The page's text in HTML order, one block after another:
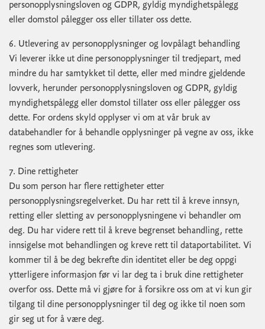
personopplysningsloven og GDPR, gyldig myndighetspålegg
eller domstol pålegger oss eller tillater oss dette.
6. Utlevering av personopplysninger og lovpålagt behandling
Vi leverer ikke ut dine personopplysninger til tredjepart, med
mindre du har samtykket til dette, eller med mindre gjeldende
lovverk, herunder personopplysningsloven og GDPR, gyldig
myndighetspålegg eller domstol tillater oss eller pålegger oss
dette. For ordens skyld opplyser vi om at vår bruk av
databehandler for å behandle opplysninger på vegne av oss, ikke
regnes som utlevering.
7. Dine rettigheter
Du som person har flere rettigheter etter
personopplysningsregelverket. Du har rett til å kreve innsyn,
retting eller sletting av personopplysningene vi behandler om
deg. Du har videre rett til å kreve begrenset behandling, rette
innsigelse mot behandlingen og kreve rett til dataportabilitet. Vi
kommer til å be deg bekrefte din identitet eller be deg oppgi
ytterligere informasjon før vi lar deg ta i bruk dine rettigheter
overfor oss. Dette må vi gjøre for å forsikre oss om at vi kun gir
tilgang til dine personopplysninger til deg og ikke til noen som
gir seg ut for å være deg.